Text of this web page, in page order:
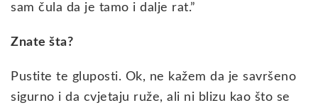
sam čula da je tamo i dalje rat.”
Znate šta?
Pustite te gluposti. Ok, ne kažem da je savršeno
sigurno i da cvjetaju ruže, ali ni blizu kao što se